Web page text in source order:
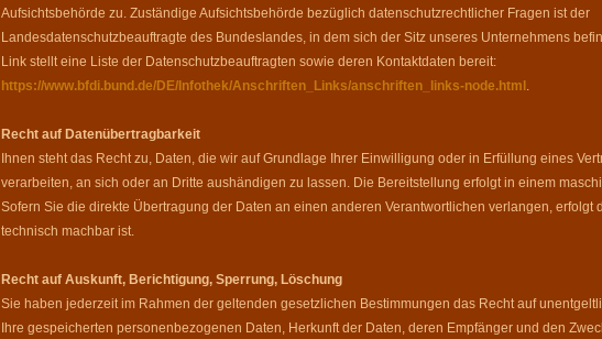
Aufsichtsbehörde zu. Zuständige Aufsichtsbehörde bezüglich datenschutzrechtlicher Fragen ist der
Landesdatenschutzbeauftragte des Bundeslandes, in dem sich der Sitz unseres Unternehmens
Link stellt eine Liste der Datenschutzbeauftragten sowie deren Kontaktdaten bereit:
https://www.bfdi.bund.de/DE/Infothek/Anschriften_Links/anschriften_links-node.html .
Recht auf Datenübertragbarkeit
Ihnen steht das Recht zu, Daten, die wir auf Grundlage Ihrer Einwilligung oder in Erfüllung eines
verarbeiten, an sich oder an Dritte aushändigen zu lassen. Die Bereitstellung erfolgt in einem
Sofern Sie die direkte Übertragung der Daten an einen anderen Verantwortlichen verlangen, erfolgt
technisch machbar ist.
Recht auf Auskunft, Berichtigung, Sperrung, Löschung
Sie haben jederzeit im Rahmen der geltenden gesetzlichen Bestimmungen das Recht auf
Ihre gespeicherten personenbezogenen Daten, Herkunft der Daten, deren Empfänger und den